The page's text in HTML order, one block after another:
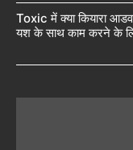
Toxic में क्या कियारा
यश के साथ काम करने के